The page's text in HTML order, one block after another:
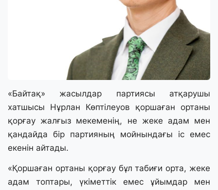
«Байтақ» жасылдар партиясы атқарушы
хатшысы Нұрлан Көптілеуов қоршаған ортаны
қорғау жалғыз мекеменің, не жеке адам мен
қандайда бір партияның мойнындағы іс емес
екенін айтады.
«Қоршаған ортаны қорғау бұл табиғи орта, жеке
адам топтары, үкіметтік емес ұйымдар мен